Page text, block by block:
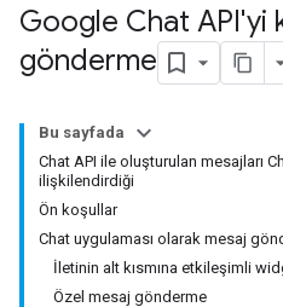
Google Chat API'yi
gönderme
Bu sayfada
Chat API ile oluşturulan mesajları
ilişkilendirdiği
Ön koşullar
Chat uygulaması olarak mesaj
İletinin alt kısmına etkileşimli
Özel mesaj gönderme